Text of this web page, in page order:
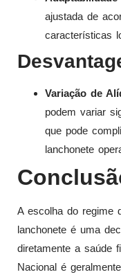
ajustada de
características
Variação de
podem variar
que pode
lanchonete
A escolha do regime
lanchonete é uma
diretamente a saúde
Nacional é